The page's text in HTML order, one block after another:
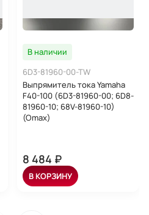
В наличии
6D3-81960-00-TW
Выпрямитель тока Yamaha
F40-100 (6D3-81960-00; 6D8-
81960-10; 68V-81960-10)
(Omax)
8 484 ₽
В КОРЗИНУ